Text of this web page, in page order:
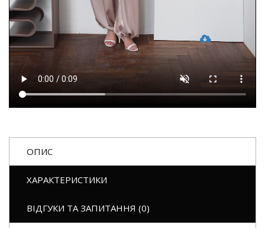
ОПИС
ХАРАКТЕРИСТИКИ
ВІДГУКИ ТА ЗАПИТАННЯ (0)